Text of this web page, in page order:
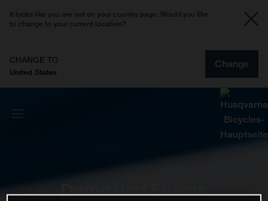
It looks like you are not on your country page. Would you like
to change to your current location?
CHANGE TO
United States
Change
Demo und Events